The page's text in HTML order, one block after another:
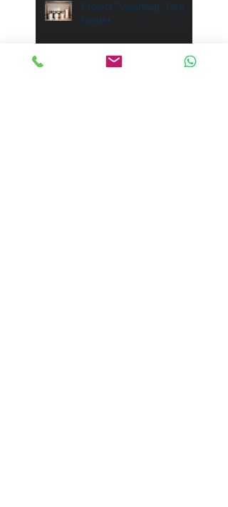
Project "Visafslag" Den
Helder